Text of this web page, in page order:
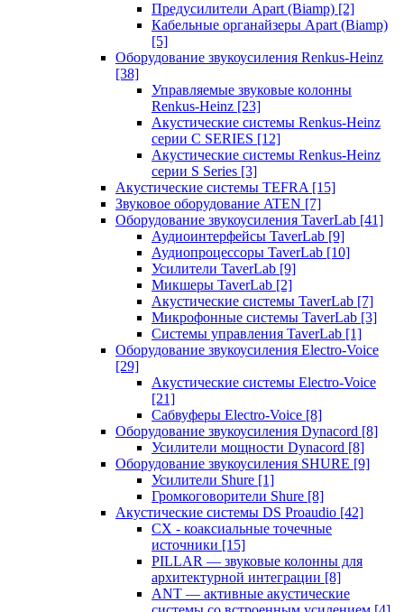
Предусилители Apart (Biamp) [2]
Кабельные органайзеры Apart (Biamp)
[5]
Оборудование звукоусиления Renkus-Heinz
[38]
Управляемые звуковые колонны
Renkus-Heinz [23]
Акустические системы Renkus-Heinz
серии C SERIES [12]
Акустические системы Renkus-Heinz
серии S Series [3]
Акустические системы TEFRA [15]
Звуковое оборудование ATEN [7]
Оборудование звукоусиления TaverLab [41]
Аудиоинтерфейсы TaverLab [9]
Аудиопроцессоры TaverLab [10]
Усилители TaverLab [9]
Микшеры TaverLab [2]
Акустические системы TaverLab [7]
Микрофонные системы TaverLab [3]
Системы управления TaverLab [1]
Оборудование звукоусиления Electro-Voice
[29]
Акустические системы Electro-Voice
[21]
Сабвуферы Electro-Voice [8]
Оборудование звукоусиления Dynacord [8]
Усилители мощности Dynacord [8]
Оборудование звукоусиления SHURE [9]
Усилители Shure [1]
Громкоговорители Shure [8]
Акустические системы DS Proaudio [42]
CX - коаксиальные точечные
источники [15]
PILLAR — звуковые колонны для
архитектурной интеграции [8]
ANT — активные акустические